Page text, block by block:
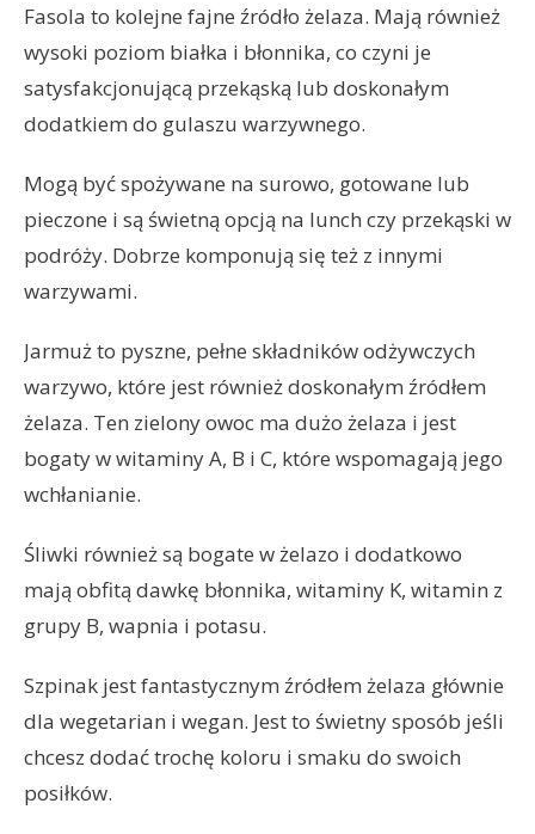
Fasola to kolejne fajne źródło żelaza. Mają również
wysoki poziom białka i błonnika, co czyni je
satysfakcjonującą przekąską lub doskonałym
dodatkiem do gulaszu warzywnego.
Mogą być spożywane na surowo, gotowane lub
pieczone i są świetną opcją na lunch czy przekąski w
podróży. Dobrze komponują się też z innymi
warzywami.
Jarmuż to pyszne, pełne składników odżywczych
warzywo, które jest również doskonałym źródłem
żelaza. Ten zielony owoc ma dużo żelaza i jest
bogaty w witaminy A, B i C, które wspomagają jego
wchłanianie.
Śliwki również są bogate w żelazo i dodatkowo
mają obfitą dawkę błonnika, witaminy K, witamin z
grupy B, wapnia i potasu.
Szpinak jest fantastycznym źródłem żelaza głównie
dla wegetarian i wegan. Jest to świetny sposób jeśli
chcesz dodać trochę koloru i smaku do swoich
posiłków.